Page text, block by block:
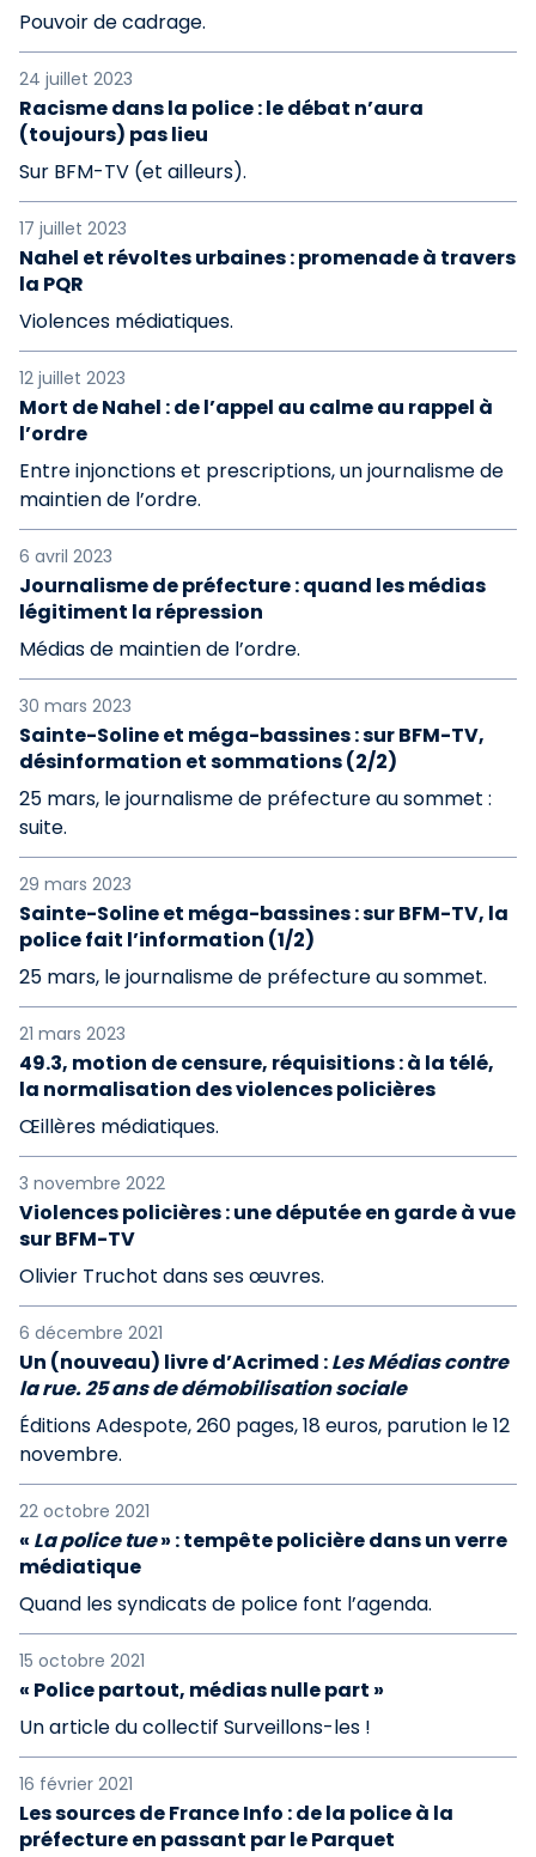
Pouvoir de cadrage.
24 juillet 2023
Racisme dans la police : le débat n’aura
(toujours) pas lieu
Sur BFM-TV (et ailleurs).
17 juillet 2023
Nahel et révoltes urbaines : promenade à travers
la PQR
Violences médiatiques.
12 juillet 2023
Mort de Nahel : de l’appel au calme au rappel à
l’ordre
Entre injonctions et prescriptions, un journalisme de
maintien de l’ordre.
6 avril 2023
Journalisme de préfecture : quand les médias
légitiment la répression
Médias de maintien de l’ordre.
30 mars 2023
Sainte-Soline et méga-bassines : sur BFM-TV,
désinformation et sommations (2/2)
25 mars, le journalisme de préfecture au sommet :
suite.
29 mars 2023
Sainte-Soline et méga-bassines : sur BFM-TV, la
police fait l’information (1/2)
25 mars, le journalisme de préfecture au sommet.
21 mars 2023
49.3, motion de censure, réquisitions : à la télé,
la normalisation des violences policières
Œillères médiatiques.
3 novembre 2022
Violences policières : une députée en garde à vue
sur BFM-TV
Olivier Truchot dans ses œuvres.
6 décembre 2021
Un (nouveau) livre d’Acrimed :Les Médias contre
la rue. 25 ans de démobilisation sociale
Éditions Adespote, 260 pages, 18 euros, parution le 12
novembre.
22 octobre 2021
« La police tue» : tempête policière dans un verre
médiatique
Quand les syndicats de police font l’agenda.
15 octobre 2021
« Police partout, médias nulle part »
Un article du collectif Surveillons-les !
16 février 2021
Les sources de France Info : de la police à la
préfecture en passant par le Parquet